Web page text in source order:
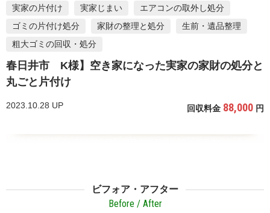
実家の片付け 実家じまい
エアコンの取外し処分
ゴミの片付け処分
家財の整理と処分
生前・遺品整理
粗大ゴミの回収・処分
春日井市 K様】空き家になった実家の家財の処分と
丸ごと片付け
2023.10.28 UP 回収料金 88,000 円
ビフォア・アフター
Before / After